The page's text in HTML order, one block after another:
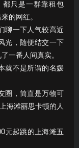
都只是一群靠租包
的网红。
聊一下人气较高近
光，随便结交一下
一番人间真实。
就不是所谓的名媛
圈，简直是万物可
海滩丽思卡顿的人
元起跳的上海滩五